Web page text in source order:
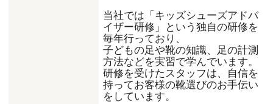
当社では「キッズシューズアドバ
イザー研修」という独自の研修を
毎年行っており、
子どもの足や靴の知識、足の計測
方法などを実習で学んでいます。
研修を受けたスタッフは、自信を
持ってお客様の靴選びのお手伝い
をしています。